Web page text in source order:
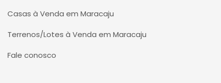
Casas à Venda em Maracaju
Terrenos/Lotes à Venda em Maracaju
Fale conosco